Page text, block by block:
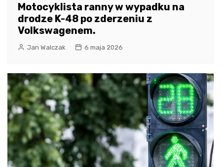
Motocyklista ranny w wypadku na
drodze K-48 po zderzeniu z
Volkswagenem.
Jan Walczak 6 maja 2026